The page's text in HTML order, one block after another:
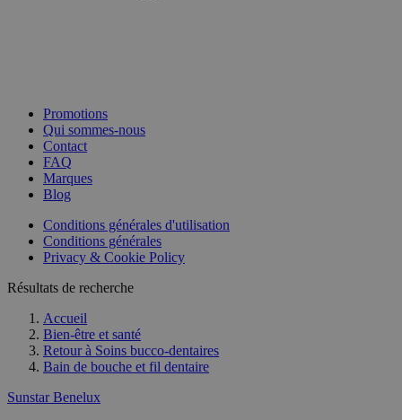
Promotions
Qui sommes-nous
Contact
FAQ
Marques
Blog
Conditions générales d'utilisation
Conditions générales
Privacy & Cookie Policy
Résultats de recherche
Accueil
Bien-être et santé
Retour à Soins bucco-dentaires
Bain de bouche et fil dentaire
Sunstar Benelux